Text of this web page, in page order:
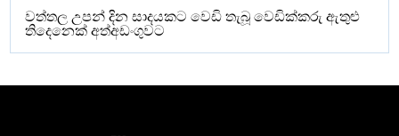
වත්තල උපන් දින සාදයකට වෙඩි තැබූ වෙඩික්කරු ඇතුළු
තිදෙනෙක් අත්අඩංගුවට